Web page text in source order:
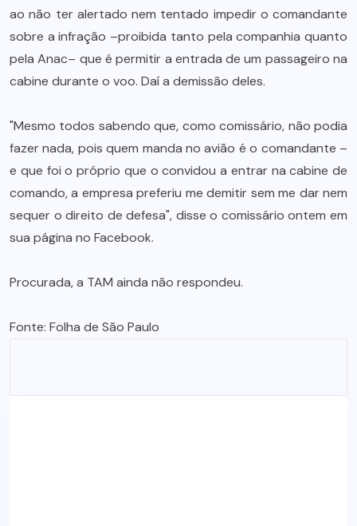
ao não ter alertado nem tentado impedir o comandante
sobre a infração –proibida tanto pela companhia quanto
pela Anac– que é permitir a entrada de um passageiro na
cabine durante o voo. Daí a demissão deles.
"Mesmo todos sabendo que, como comissário, não podia
fazer nada, pois quem manda no avião é o comandante –
e que foi o próprio que o convidou a entrar na cabine de
comando, a empresa preferiu me demitir sem me dar nem
sequer o direito de defesa", disse o comissário ontem em
sua página no Facebook.
Procurada, a TAM ainda não respondeu.
Fonte: Folha de São Paulo